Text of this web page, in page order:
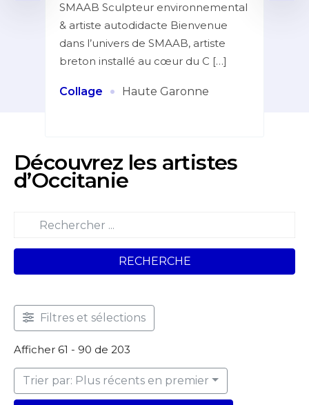
SMAAB Sculpteur environnemental
& artiste autodidacte Bienvenue
dans l’univers de SMAAB, artiste
breton installé au cœur du C […]
Collage · Haute Garonne
Découvrez les artistes
d’Occitanie
RECHERCHE
Filtres et sélections
Afficher 61 - 90 de 203
Trier par: Plus récents en premier